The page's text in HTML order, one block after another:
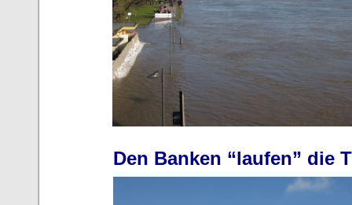
Den Banken “laufen” die